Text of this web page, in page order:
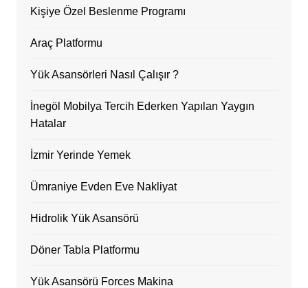
Kişiye Özel Beslenme Programı
Araç Platformu
Yük Asansörleri Nasıl Çalışır ?
İnegöl Mobilya Tercih Ederken Yapılan Yaygın
Hatalar
İzmir Yerinde Yemek
Ümraniye Evden Eve Nakliyat
Hidrolik Yük Asansörü
Döner Tabla Platformu
Yük Asansörü Forces Makina